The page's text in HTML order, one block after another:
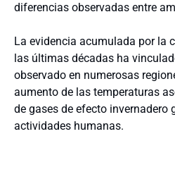
diferencias observadas entre
La evidencia acumulada por la
las últimas décadas ha
observado en numerosas
aumento de las temperaturas
de gases de efecto invernadero
actividades humanas.